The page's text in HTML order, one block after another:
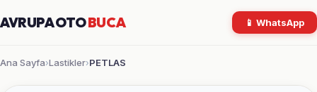
AVRUPA OTOBUCA 📱 WhatsApp
Ana Sayfa›Lastikler›PETLAS